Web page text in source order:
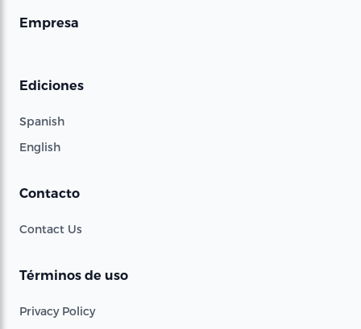
Empresa
Ediciones
Spanish
English
Contacto
Contact Us
Términos de uso
Privacy Policy